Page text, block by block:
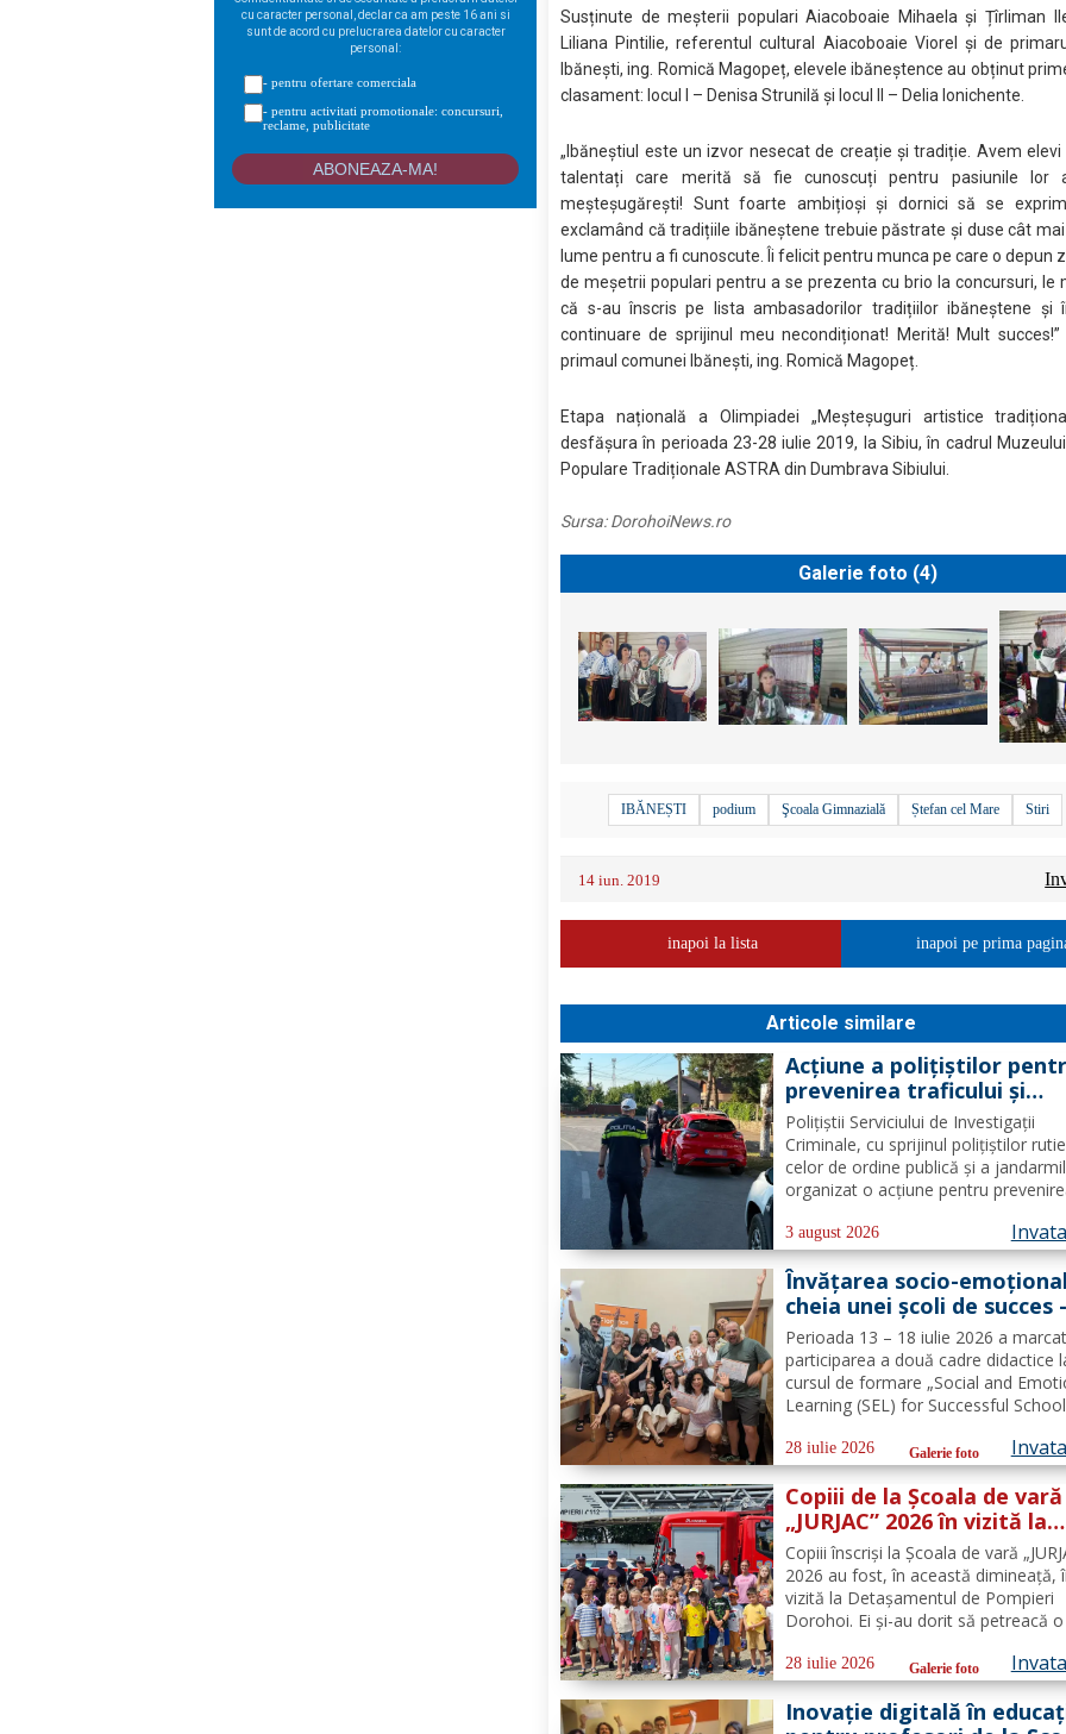
cu caracter personal, declar ca am peste 16 ani si
sunt de acord cu prelucrarea datelor cu caracter
personal:
- pentru ofertare comerciala
- pentru activitati promotionale: concursuri,
reclame, publicitate
Susținute de meșterii populari Aiacoboaie Mihaela și Țîrliman
Liliana Pintilie, referentul cultural Aiacoboaie Viorel și de
Ibănești, ing. Romică Magopeț, elevele ibăneștence au obținut
clasament: locul I – Denisa Strunilă și locul II – Delia Ionichente.
„Ibăneștiul este un izvor nesecat de creație și tradiție. Avem
talentați care merită să fie cunoscuți pentru pasiunile lor
meșteșugărești! Sunt foarte ambițioși și dornici să se
exclamând că tradițiile ibăneștene trebuie păstrate și duse cât
lume pentru a fi cunoscute. Îi felicit pentru munca pe care o depun
de meșetrii populari pentru a se prezenta cu brio la concursuri, le
că s-au înscris pe lista ambasadorilor tradițiilor ibăneștene și
continuare de sprijinul meu necondiționat! Merită! Mult
primaul comunei Ibănești, ing. Romică Magopeț.
Etapa națională a Olimpiadei „Meșteșuguri artistice
desfășura în perioada 23-28 iulie 2019, la Sibiu, în cadrul
Populare Tradiționale ASTRA din Dumbrava Sibiului.
Sursa:DorohoiNews.ro
Galerie foto (4)
IBĂNEȘTI podium Şcoala Gimnazială Ștefan cel Mare Stiri
14 iun. 2019
inapoi la lista inapoi pe prima
Articole similare
Acțiune a polițiștilor
prevenirea traficului și
furturilor de autovehicule
Polițiștii Serviciului de Investigații
Criminale, cu sprijinul polițiștilor
celor de ordine publică și a
organizat o acțiune pentru
precum și pentru combaterea
furturilor de autovehicule, pe raza...
3 august 2026
Învățarea socio-
cheia unei școli de succes -
Formare Erasmus+ pentru
două cadre didactice de la
Școala Gimnazială „Spiru
Haret” Dorohoi - FOTO
Perioada 13 – 18 iulie 2026 a marcat
participarea a două cadre didactice
cursul de formare „Social and
Learning (SEL) for Successful
Italia, finanțat prin programul de
Acreditare Erasmus +, domeniul
școlară număr de referință...
28 iulie 2026 Galerie foto
Copiii de la Școala de vară
„JURJAC” 2026 în vizită la
Detașamentul de
Dorohoi - FOTO
Copiii înscriși la Școala de vară
2026 au fost, în această dimineață,
vizită la Detașamentul de Pompieri
Dorohoi. Ei și-au dorit să petreacă o
intervențiile la care au participat și
oamenii pe care i-au ajutat de-a
timpului. „Ne...
28 iulie 2026 Galerie foto
Inovație digitală în